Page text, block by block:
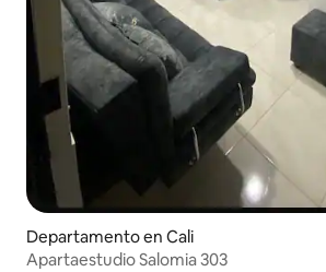
Departamento en Cali
Apartaestudio Salomia 303